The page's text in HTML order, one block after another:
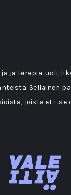
ja terapiatuoli,
Sellainen
joista et itse